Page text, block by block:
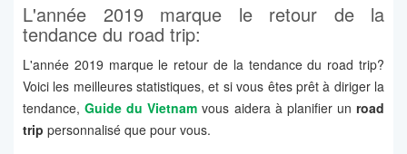
L'année 2019 marque le retour de la
tendance du road trip:
L'année 2019 marque le retour de la tendance du road trip?
Voici les meilleures statistiques, et si vous êtes prêt à diriger la
tendance,Guide du Vietnam vous aidera à planifier unroad
trip personnalisé que pour vous.